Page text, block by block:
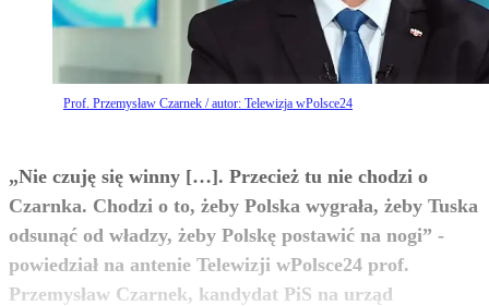
Prof. Przemysław Czarnek / autor: Telewizja wPolsce24
„Nie czuję się winny […]. Przecież tu nie chodzi o
Czarnka. Chodzi o to, żeby Polska wygrała, żeby Tuska
odsunąć od władzy, żeby Polskę postawić na nogi” -
powiedział na antenie Telewizji wPolsce24 prof.
Przemysław Czarnek, kandydat PiS na urząd